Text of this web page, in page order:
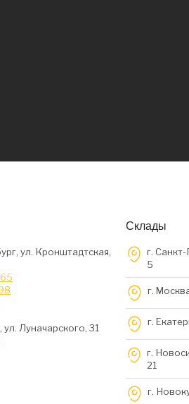
ул. Кронштадтская,
ул. Луначарского, 31
Склады
г.
5
г.
г.
г.
21
г.